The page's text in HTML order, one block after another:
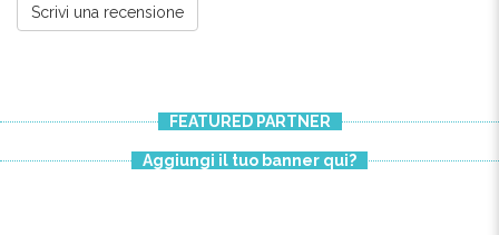
Scrivi una recensione
FEATURED PARTNER
Aggiungi il tuo banner qui?